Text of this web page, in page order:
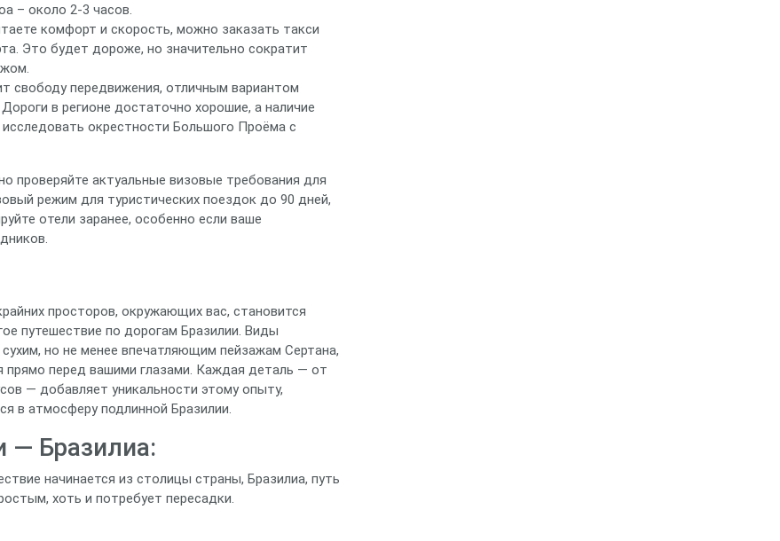
– около 2-3 часов.
комфорт и скорость, можно заказать такси
Это будет дороже, но значительно сократит
свободу передвижения, отличным вариантом
в регионе достаточно хорошие, а наличие
окрестности Большого Проёма с
проверяйте актуальные визовые требования для
режим для туристических поездок до 90 дней,
отели заранее, особенно если ваше
просторов, окружающих вас, становится
путешествие по дорогам Бразилии. Виды
но не менее впечатляющим пейзажам Сертана,
перед вашими глазами. Каждая деталь — от
— добавляет уникальности этому опыту,
в атмосферу подлинной Бразилии.
— Бразилиа:
начинается из столицы страны, Бразилиа, путь
хоть и потребует пересадки.